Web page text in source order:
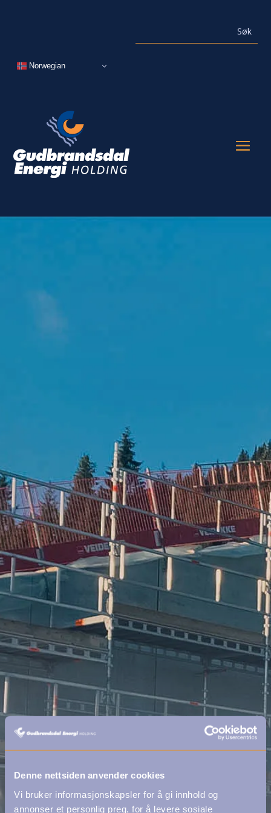
Denne nettsiden anvender cookies
Vi bruker informasjonskapsler for å gi innhold og
annonser et personlig preg, for å levere sosiale
Norwegian